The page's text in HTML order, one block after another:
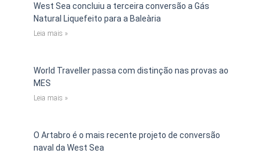
West Sea concluiu a terceira conversão a Gás
Natural Liquefeito para a Baleària
Leia mais »
World Traveller passa com distinção nas provas ao
MES
Leia mais »
O Artabro é o mais recente projeto de conversão
naval da West Sea